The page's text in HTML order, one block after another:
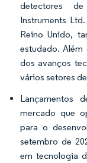
detectores
Instruments
Reino Unido,
estudado. Além
dos avanços
vários setores
Lançamentos
mercado que
para o
setembro de
em tecnologia